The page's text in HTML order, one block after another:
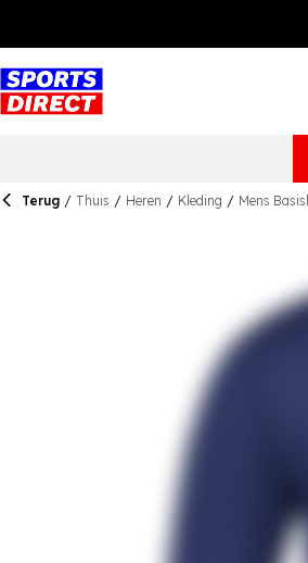
Terug / Thuis / Heren / Kleding / Mens